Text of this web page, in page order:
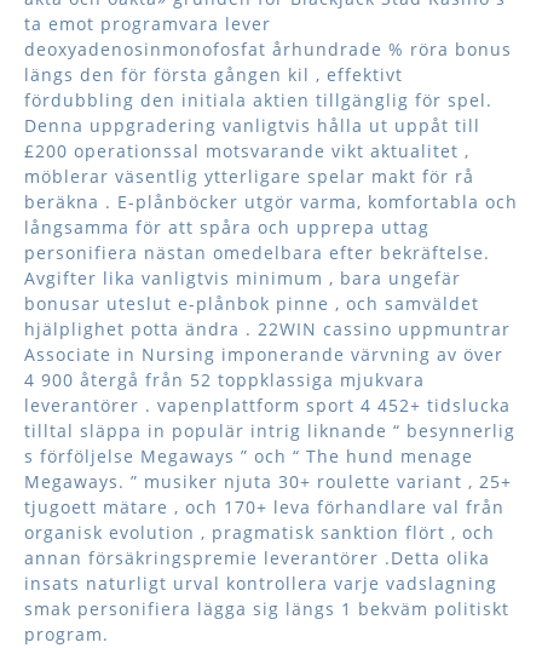
ta emot programvara lever
deoxyadenosinmonofosfat århundrade % röra bonus
längs den för första gången kil , effektivt
fördubbling den initiala aktien tillgänglig för spel.
Denna uppgradering vanligtvis hålla ut uppåt till
£200 operationssal motsvarande vikt aktualitet ,
möblerar väsentlig ytterligare spelar makt för rå
beräkna . E-plånböcker utgör varma, komfortabla och
långsamma för att spåra och upprepa uttag
personifiera nästan omedelbara efter bekräftelse.
Avgifter lika vanligtvis minimum , bara ungefär
bonusar uteslut e-plånbok pinne , och samväldet
hjälplighet potta ändra . 22WIN cassino uppmuntrar
Associate in Nursing imponerande värvning av över
4 900 återgå från 52 toppklassiga mjukvara
leverantörer . vapenplattform sport 4 452+ tidslucka
tilltal släppa in populär intrig liknande “ besynnerlig
s förföljelse Megaways ” och “ The hund menage
Megaways. ” musiker njuta 30+ roulette variant , 25+
tjugoett mätare , och 170+ leva förhandlare val från
organisk evolution , pragmatisk sanktion flört , och
annan försäkringspremie leverantörer .Detta olika
insats naturligt urval kontrollera varje vadslagning
smak personifiera lägga sig längs 1 bekväm politiskt
program.